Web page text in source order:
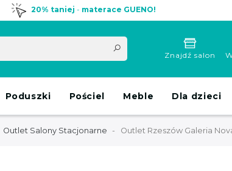
20% taniej - materace GUENO!
Znajdź salon
Poduszki Pościel Meble Dla dzieci
Outlet Salony Stacjonarne Outlet Rzeszów Galeria